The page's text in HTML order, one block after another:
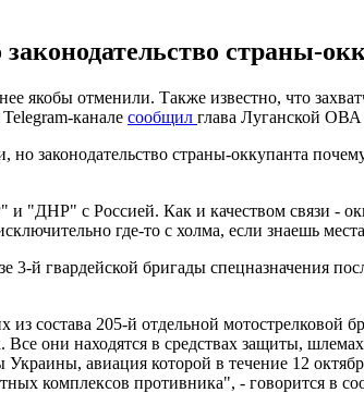
страны-
якобы отменили. Также известно, что
канале сообщил глава Луганской
законодательство страны-оккупанта
"ДНР" с Россией. Как и качеством связи -
где-то с холма, если знаешь
й гвардейской бригады спецназначения
состава 205-й отдельной мотострелковой
они находятся в средствах защиты,
авиация которой в течение 12
комплексов противника", - говорится в